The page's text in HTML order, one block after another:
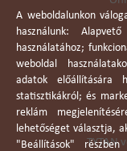
TYTAN
A weboldalunkon
használunk:
használatához;
weboldal
adatok előállítására
statisztikákról; és
reklám
lehetőséget választja,
"Beállítások"